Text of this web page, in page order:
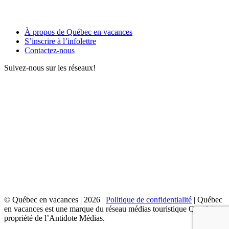
À propos de Québec en vacances
S’inscrire à l’infolettre
Contactez-nous
Suivez-nous sur les réseaux!
© Québec en vacances | 2026 | Politique de confidentialité | Québec
en vacances est une marque du réseau médias touristique Quoifaire,
propriété de l’Antidote Médias.